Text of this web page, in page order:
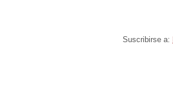
Suscribirse a: